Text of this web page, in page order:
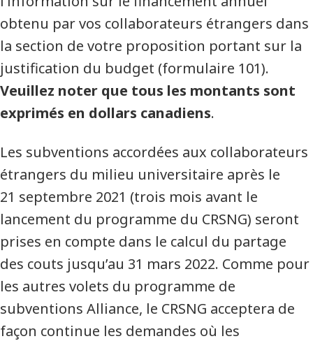
obtenu par vos collaborateurs étrangers dans
la section de votre proposition portant sur la
justification du budget (formulaire 101).
Veuillez noter que tous les montants sont
exprimés en dollars canadiens.
Les subventions accordées aux collaborateurs
étrangers du milieu universitaire après le
21 septembre 2021 (trois mois avant le
lancement du programme du CRSNG) seront
prises en compte dans le calcul du partage
des couts jusqu’au 31 mars 2022. Comme pour
les autres volets du programme de
subventions Alliance, le CRSNG acceptera de
façon continue les demandes où les